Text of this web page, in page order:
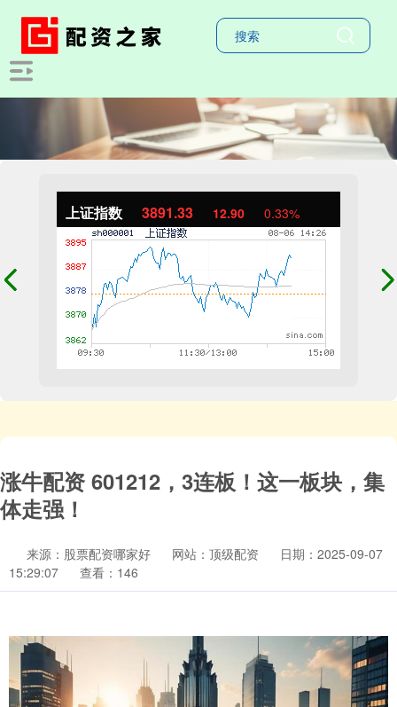
上证指数 3891.64 13.21 0.34%
涨牛配资 601212，3连板！这一板块，集
体走强！
来源：股票配资哪家好 网站：顶级配资
日期：2025-09-07
15:29:07
查看：146